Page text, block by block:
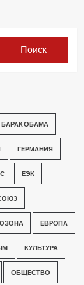
БАРАК ОБАМА
ГЕРМАНИЯ
ЕЭК
ЕВРОПА
КУЛЬТУРА
ОБЩЕСТВО